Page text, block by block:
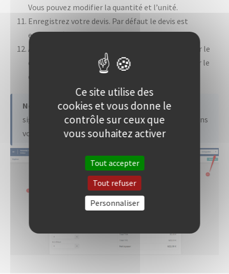
Vous pouvez modifier la quantité et l’unité.
Enregistrez votre devis. Par défaut le devis est
enregistré en mode « Brouillon ».
Accédez aux options d’enregistrement (« Finaliser le
devis », « Envoyer le devis par mail », « Télécharger le
devis »).
Note
: Si un bouton d’action est désactivé, cela
signifie qu’aucun élément de ce type est présent dans
votre bibliothèque.
Ce site utilise des
cookies et vous donne le
contrôle sur ceux que
vous souhaitez activer
Tout accepter
Tout refuser
Personnaliser